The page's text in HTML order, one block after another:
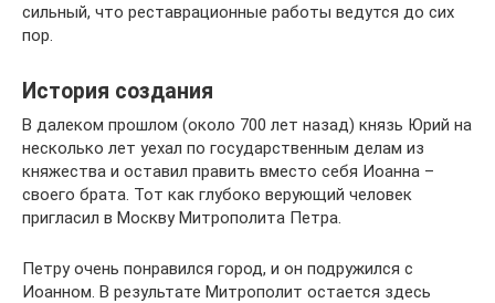
сильный, что реставрационные работы ведутся до сих
пор.
История создания
В далеком прошлом (около 700 лет назад) князь Юрий на
несколько лет уехал по государственным делам из
княжества и оставил править вместо себя Иоанна –
своего брата. Тот как глубоко верующий человек
пригласил в Москву Митрополита Петра.
Петру очень понравился город, и он подружился с
Иоанном. В результате Митрополит остается здесь